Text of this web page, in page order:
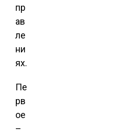
пр
ав
ле
ни
ях.
Пе
рв
ое
–